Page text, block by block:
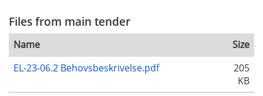
Files from main tender
Name
Size
EL-23-06.2 Behovsbeskrivelse.pdf
205
KB